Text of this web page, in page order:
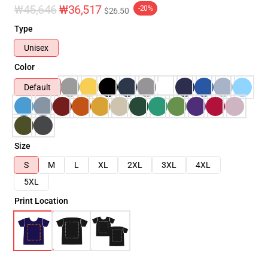
₩45,646₩36,517 $26.50 -20%
Type
Unisex
Color
Default
Size
S
M L XL 2XL 3XL
4XL
5XL
Print Location